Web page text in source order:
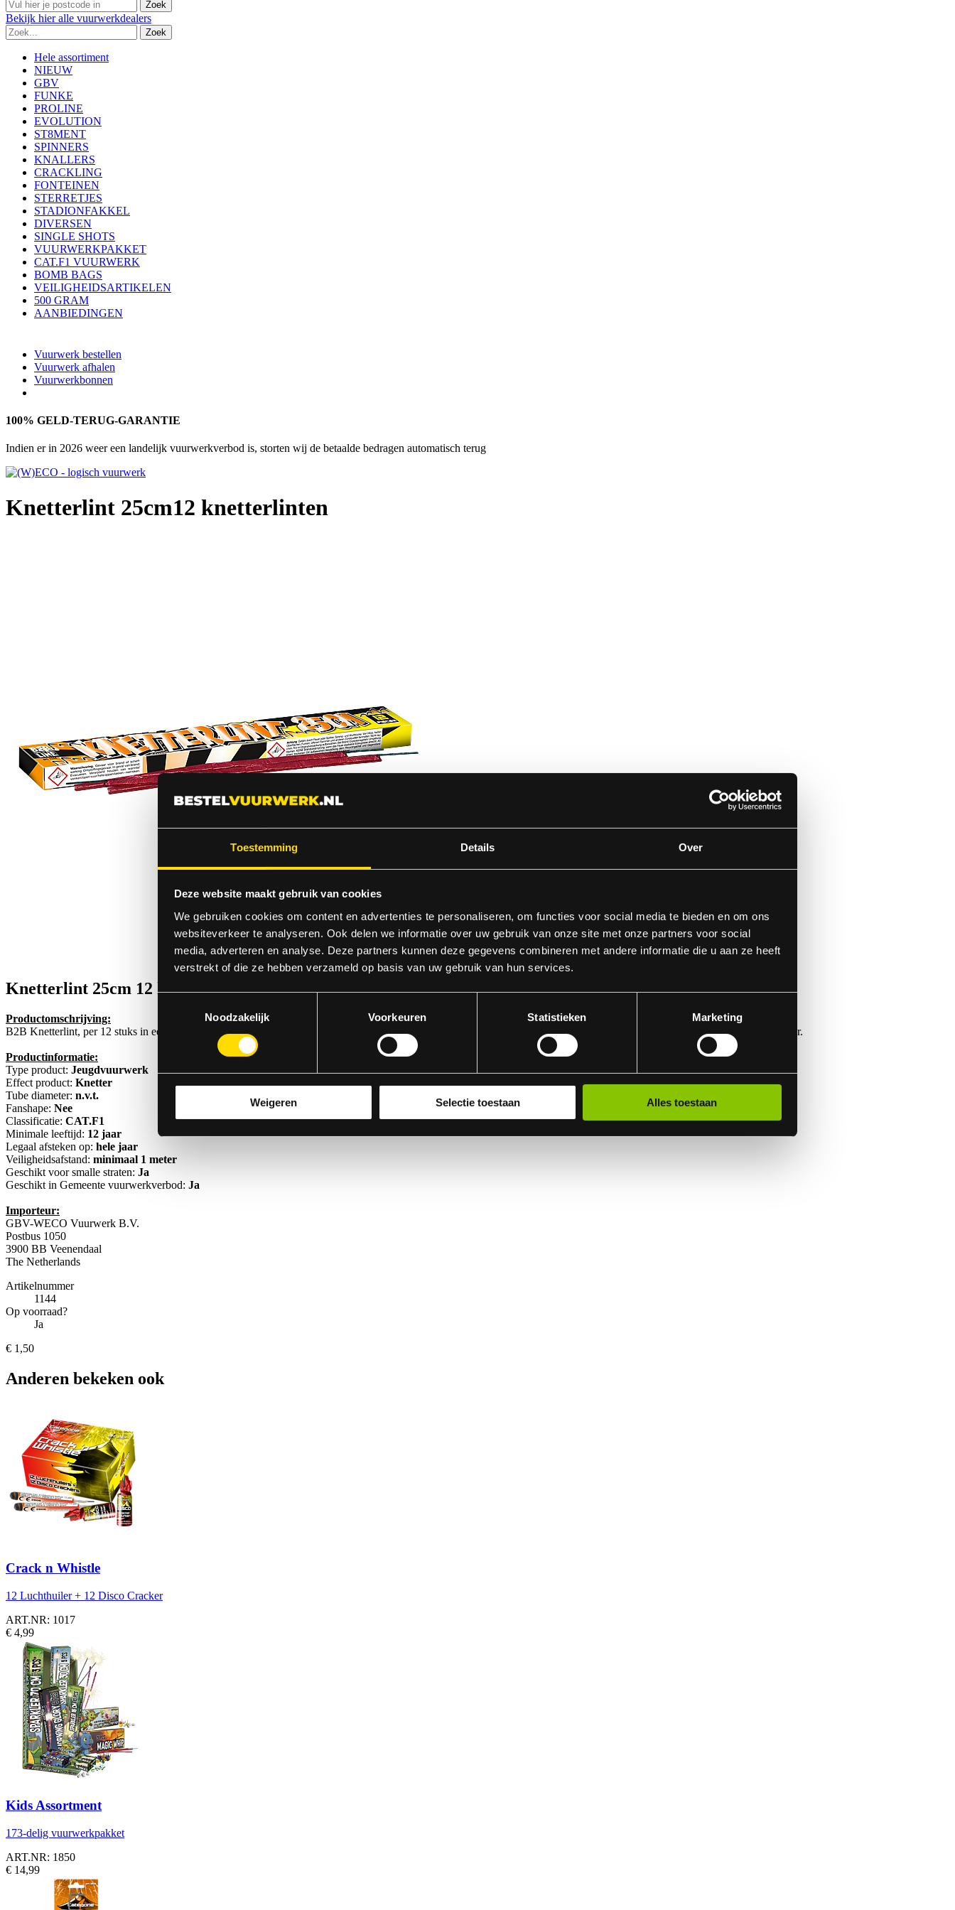
Toestemming Details Over
Deze website maakt gebruik van cookies
We gebruiken cookies om content en advertenties te personaliseren, om functies voor social media te bieden en om ons
websiteverkeer te analyseren. Ook delen we informatie over uw gebruik van onze site met onze partners voor social
media, adverteren en analyse. Deze partners kunnen deze gegevens combineren met andere informatie die u aan ze heeft
verstrekt of die ze hebben verzameld op basis van uw gebruik van hun services.
Noodzakelijk
Voorkeuren Statistieken Marketing
Weigeren Selectie toestaan Alles toestaan
Bekijk hieralle vuurwerkdealers
Hele assortiment
NIEUW
GBV
FUNKE
PROLINE
EVOLUTION
ST8MENT
SPINNERS
KNALLERS
CRACKLING
FONTEINEN
STERRETJES
STADIONFAKKEL
DIVERSEN
SINGLE SHOTS
VUURWERKPAKKET
CAT.F1 VUURWERK
BOMB BAGS
VEILIGHEIDSARTIKELEN
500 GRAM
AANBIEDINGEN
Vuurwerk bestellen
Vuurwerk afhalen
Vuurwerkbonnen
100% GELD-TERUG-GARANTIE
Indien er in 2026 weer een landelijk vuurwerkverbod is, storten wij de betaalde bedragen automatisch terug
Knetterlint 25cm12 knetterlinten
Knetterlint 25cm 12 knetterlinten
Productomschrijving:
B2B Knetterlint, per 12 stuks in een doosje. Deze knetterlinten hebben een lengte van 25 centimeter en geven een knetterend effect, lijkt een beetje op de ratelbanden van vroeger.
Productinformatie:
Type product: Jeugdvuurwerk
Effect product: Knetter
Tube diameter: n.v.t.
Fanshape: Nee
Classificatie: CAT.F1
Minimale leeftijd: 12 jaar
Legaal afsteken op: hele jaar
Veiligheidsafstand: minimaal 1 meter
Geschikt voor smalle straten: Ja
Geschikt in Gemeente vuurwerkverbod: Ja
Importeur:
GBV-WECO Vuurwerk B.V.
Postbus 1050
3900 BB Veenendaal
The Netherlands
Artikelnummer
1144
Op voorraad?
Ja
€ 1,50
Anderen bekeken ook
Crack n Whistle
12 Luchthuiler + 12 Disco Cracker
ART.NR: 1017
€ 4,99
Kids Assortment
173-delig vuurwerkpakket
ART.NR: 1850
€ 14,99